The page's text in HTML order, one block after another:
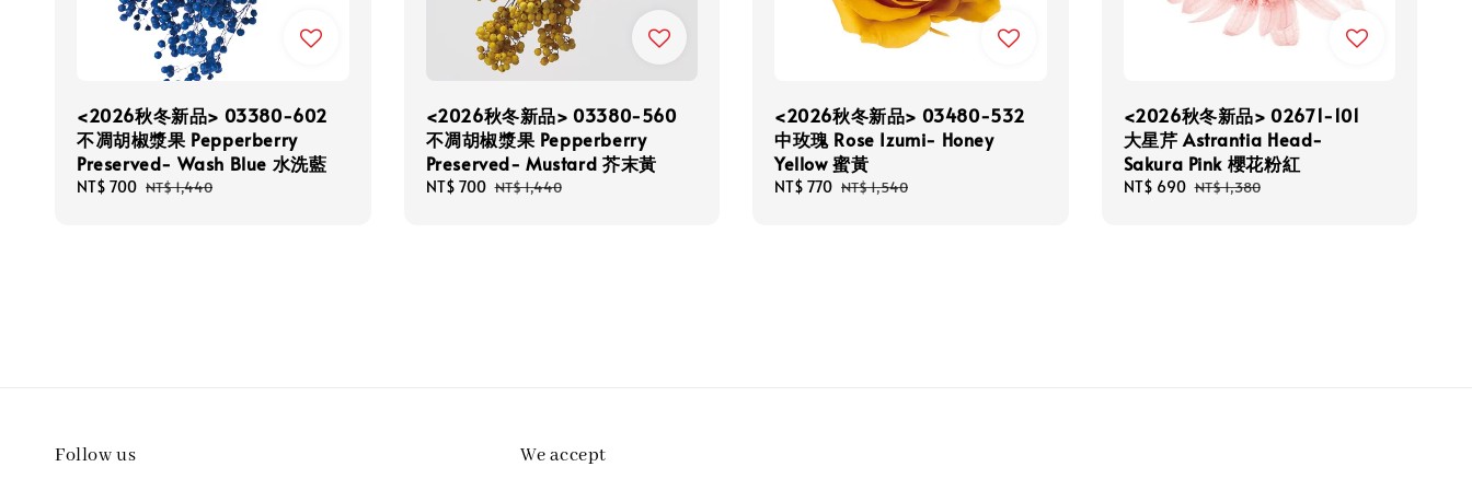
<2026秋冬新品> 03380-602
不凋胡椒漿果 Pepperberry
Preserved- Wash Blue 水洗藍
Sale
NT$ 700 Regular
NT$ 1,440
<2026秋冬新品> 03380-560
不凋胡椒漿果 Pepperberry
Preserved- Mustard 芥末黃
Sale
NT$ 700 Regular
NT$ 1,440
<2026秋冬新品> 03480-532
中玫瑰 Rose Izumi- Honey
Yellow 蜜黃
Sale
NT$ 770 Regular
NT$ 1,540
<2026秋冬新品> 02671-101
大星芹 Astrantia Head-
Sakura Pink 櫻花粉紅
Sale
NT$ 690 Regular
NT$ 1,380
Follow us We accept